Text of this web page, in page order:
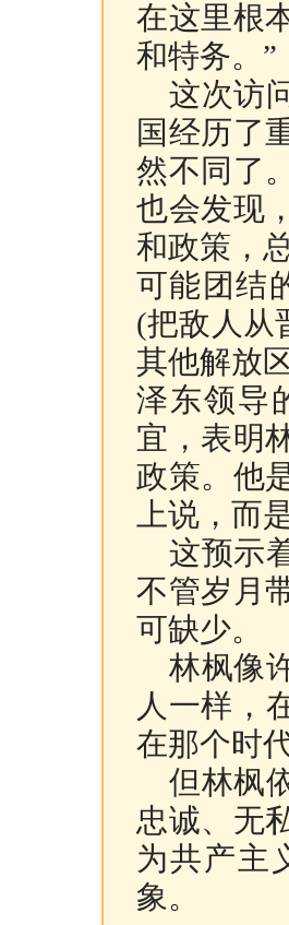
在这里根
和特务。”
这次访
国经历了
然不同了
也会发现
和政策，
可能团结
(把敌人从
其他解放
泽东领导
宜，表明
政策。他
上说，而
这预示
不管岁月
可缺少。
林枫像
人一样，
在那个时
但林枫
忠诚、无
为共产主
象。